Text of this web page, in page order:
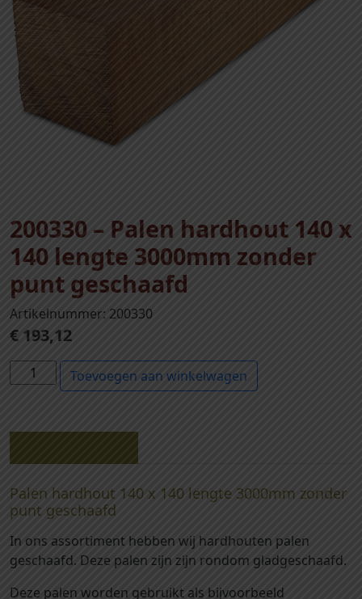
200330 – Palen hardhout 140 x
140 lengte 3000mm zonder
punt geschaafd
Artikelnummer: 200330
€ 193,12
0
3
0
-
P
a
l
e
Toevoegen aan winkelwagen
Palen hardhout 140 x 140 lengte 3000mm zonder
punt geschaafd
In ons assortiment hebben wij hardhouten palen
geschaafd. Deze palen zijn zijn rondom gladgeschaafd.
Deze palen worden gebruikt als bijvoorbeeld